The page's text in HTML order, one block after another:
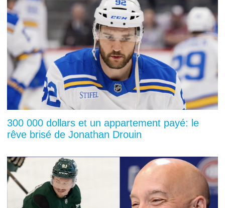
300 000 dollars et un appartement payé: le
rêve brisé de Jonathan Drouin